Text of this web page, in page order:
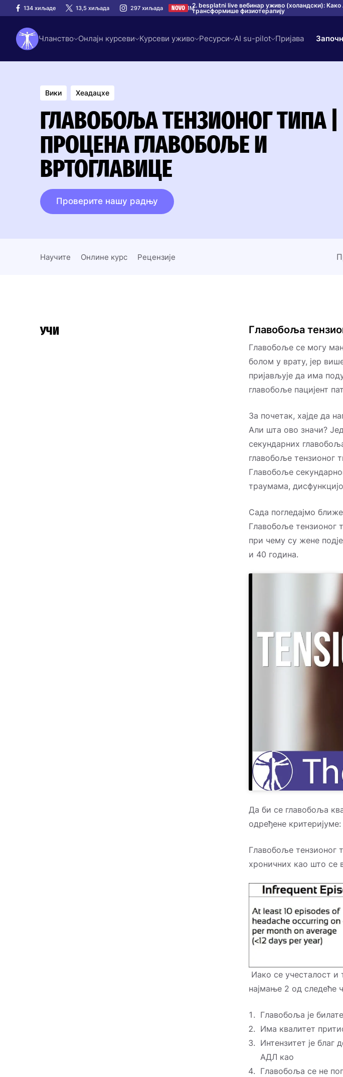
134 хиљаде 13,5 хиљада 297 хиљада 1M
NOVO 2. besplatni live вебинар уживо (холандски):
трансформише физиотерапију
Чланство Онлајн курсеви Курсеви уживо Ресурси AI su-pilot Пријава
Вики Хеадацхе
ГЛАВОБОЉА ТЕНЗИОНОГ ТИПА |
ПРОЦЕНА ГЛАВОБОЉЕ И
ВРТОГЛАВИЦЕ
Проверите нашу радњу
Научите Онлине курс Рецензије
УЧИ Главобоља
Главобоље се могу
болом у врату, јер
пријављује да има
главобоље пацијент
За почетак, хајде да
Али шта ово значи?
секундарних
главобоље тензионог
Главобоље
траумама,
Сада погледајмо
Главобоље тензионог
при чему су жене
и 40 година.
Да би се главобоља
одређене критеријуме:
Главобоље тензионог
хроничних као што се
Иако се учесталост и
најмање 2 од следеће
Главобоља је
Има квалитет
Интензитет је
АДЛ као
Главобоља се не